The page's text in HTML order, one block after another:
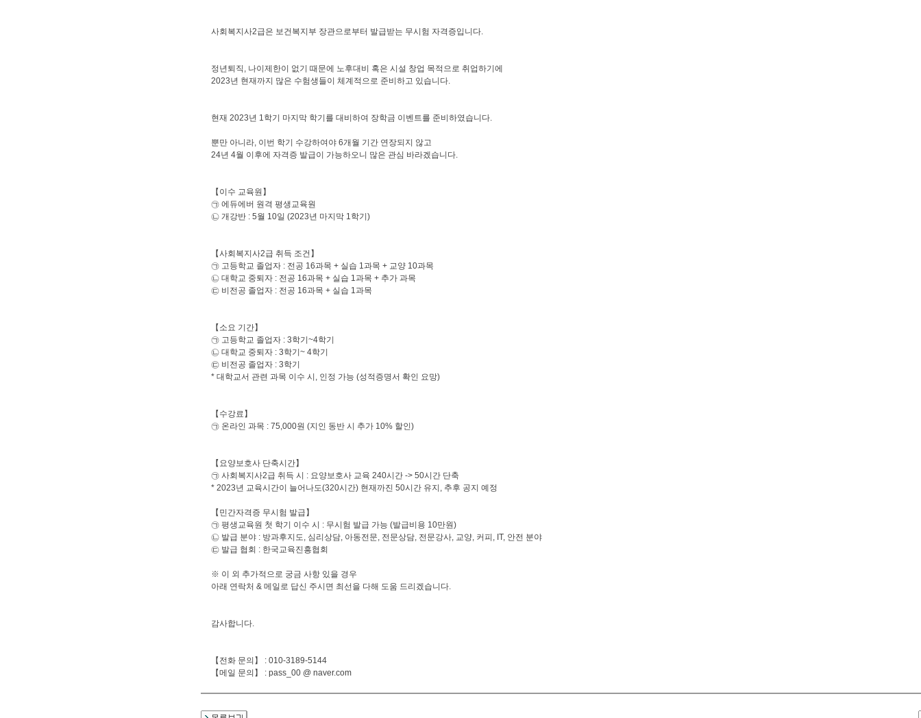
사회복지사2급은 보건복지부 장관으로부터 발급받는 무시험 자격증입니다.
정년퇴직, 나이제한이 없기 때문에 노후대비 혹은 시설 창업 목적으로 취업하기에
2023년 현재까지 많은 수험생들이 체계적으로 준비하고 있습니다.
현재 2023년 1학기 마지막 학기를 대비하여 장학금 이벤트를 준비하였습니다.
뿐만 아니라, 이번 학기 수강하여야 6개월 기간 연장되지 않고
24년 4월 이후에 자격증 발급이 가능하오니 많은 관심 바라겠습니다.
【이수 교육원】
㉠ 에듀에버 원격 평생교육원
㉡ 개강반 : 5월 10일 (2023년 마지막 1학기)
【사회복지사2급 취득 조건】
㉠ 고등학교 졸업자 : 전공 16과목 + 실습 1과목 + 교양 10과목
㉡ 대학교 중퇴자 : 전공 16과목 + 실습 1과목 + 추가 과목
㉢ 비전공 졸업자 : 전공 16과목 + 실습 1과목
【소요 기간】
㉠ 고등학교 졸업자 : 3학기~4학기
㉡ 대학교 중퇴자 : 3학기~ 4학기
㉢ 비전공 졸업자 : 3학기
* 대학교서 관련 과목 이수 시, 인정 가능 (성적증명서 확인 요망)
【수강료】
㉠ 온라인 과목 : 75,000원 (지인 동반 시 추가 10% 할인)
【요양보호사 단축시간】
㉠ 사회복지사2급 취득 시 : 요양보호사 교육 240시간 -> 50시간 단축
* 2023년 교육시간이 늘어나도(320시간) 현재까진 50시간 유지, 추후 공지 예정
【민간자격증 무시험 발급】
㉠ 평생교육원 첫 학기 이수 시 : 무시험 발급 가능 (발급비용 10만원)
㉡ 발급 분야 : 방과후지도, 심리상담, 아동전문, 전문상담, 전문강사, 교양, 커피, IT, 안전 분야
㉢ 발급 협회 : 한국교육진흥협회
※ 이 외 추가적으로 궁금 사항 있을 경우
아래 연락처 & 메일로 답신 주시면 최선을 다해 도움 드리겠습니다.
감사합니다.
【전화 문의】 : 010-3189-5144
【메일 문의】 : pass_00 @ naver.com